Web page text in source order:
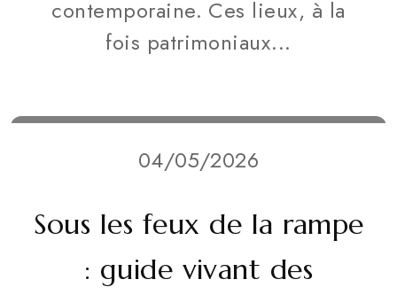
contemporaine. Ces lieux, à la
fois patrimoniaux...
04/05/2026
Sous les feux de la rampe
: guide vivant des